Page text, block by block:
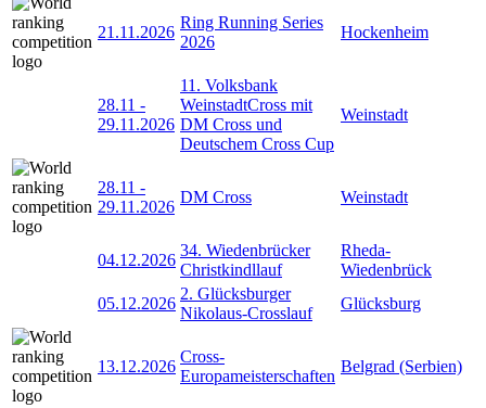
21.11.2026
Ring Running Series
2026
Hockenheim
28.11 -
29.11.2026
11. Volksbank
WeinstadtCross mit
DM Cross und
Deutschem Cross Cup
Weinstadt
28.11 -
29.11.2026
DM Cross Weinstadt
04.12.2026
34. Wiedenbrücker
Christkindllauf
Rheda-
Wiedenbrück
05.12.2026
2. Glücksburger
Nikolaus-Crosslauf
Glücksburg
13.12.2026
Cross-
Europameisterschaften
Belgrad (Serbien)